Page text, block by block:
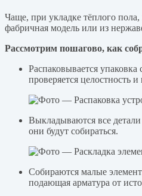
Чаще, при укладке тёплого пола,
фабричная модель или из
Рассмотрим пошагово, как
Распаковывается
проверяется целостность
Выкладываются все
они будут собираться.
Собираются малые
подающая арматура от